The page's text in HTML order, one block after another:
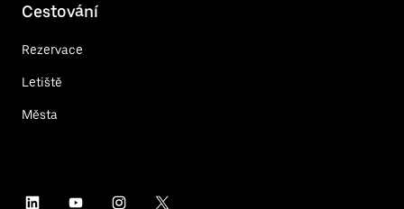
Cestování
Rezervace
Letiště
Města